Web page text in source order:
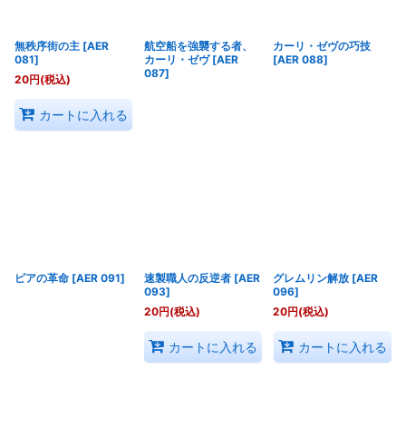
無秩序街の主 [AER
081]
20円(税込)
カートに入れる
航空船を強襲する者、
カーリ・ゼヴ [AER
087]
カーリ・ゼヴの巧技
[AER 088]
ピアの革命 [AER 091] 速製職人の反逆者 [AER
093]
20円(税込)
カートに入れる
グレムリン解放 [AER
096]
20円(税込)
カートに入れる